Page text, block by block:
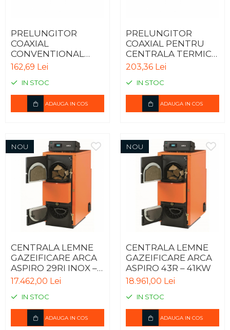
PRELUNGITOR
COAXIAL
CONVENTIONAL
PENTRU CENTRALA
TERMICA - 1m
162,69 Lei
IN STOC
ADAUGA IN COS
PRELUNGITOR
COAXIAL PENTRU
CENTRALA TERMICA
IN CONDENSARE -
203,36 Lei
IN STOC
ADAUGA IN COS
NOU
CENTRALA LEMNE
GAZEIFICARE ARCA
ASPIRO 29RI INOX –
30kW
17.462,00 Lei
IN STOC
ADAUGA IN COS
NOU
CENTRALA LEMNE
GAZEIFICARE ARCA
ASPIRO 43R – 41KW
18.961,00 Lei
IN STOC
ADAUGA IN COS